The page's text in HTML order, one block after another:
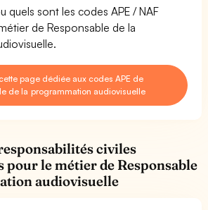
quels sont les codes APE / NAF
de Responsable de la
page dédiée aux codes APE de
de la programmation audiovisuelle
civiles
pour le métier de Responsable
audiovisuelle